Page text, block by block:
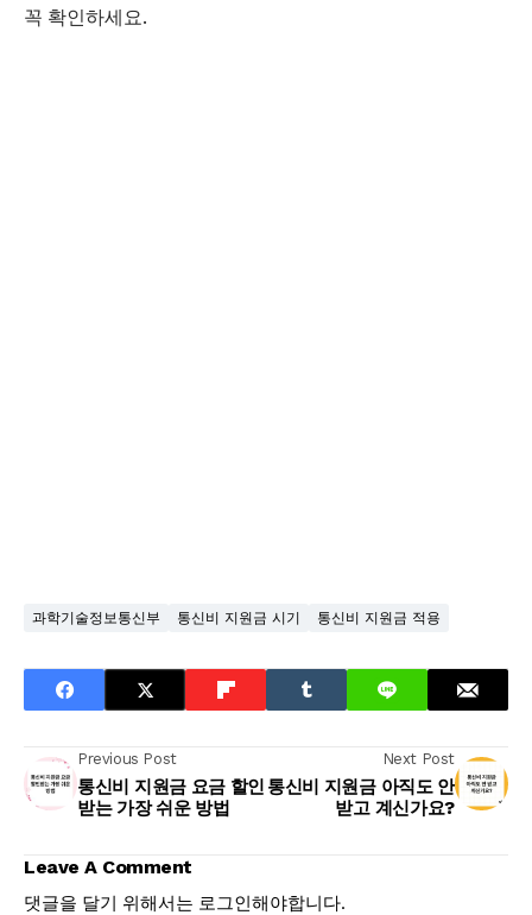
꼭 확인하세요.
과학기술정보통신부 통신비 지원금 시기 통신비 지원금 적용
Previous Post
통신비 지원금 요금 할인
받는 가장 쉬운 방법
Next Post
통신비 지원금 아직도 안
받고 계신가요?
Leave A Comment
댓글을 달기 위해서는 로그인해야합니다.